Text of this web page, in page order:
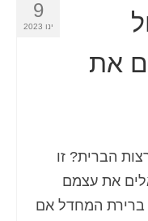
9
ינו 2023
את
הברית? זו
את עצמם
ברירת המחדל אם